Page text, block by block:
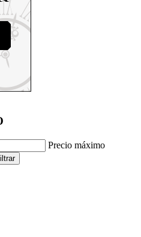
Precio máximo